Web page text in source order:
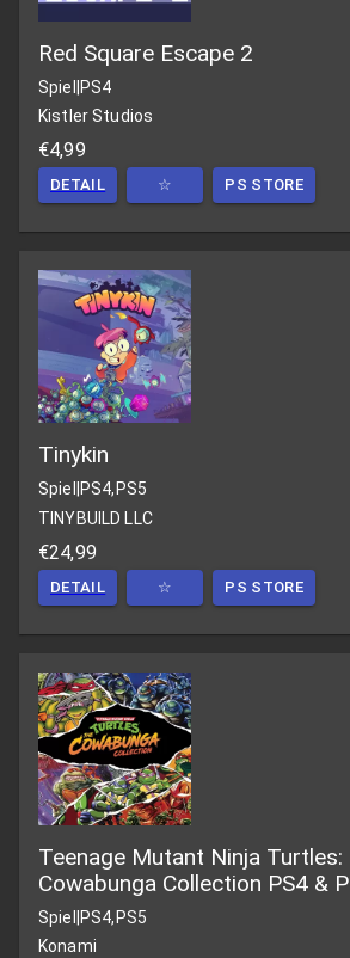
Red Square Escape 2
Spiel|PS4
Kistler Studios
€4,99
DETAIL ☆ PS STORE
Tinykin
Spiel
PS4,PS5
TINYBUILD LLC
€24,99
DETAIL ☆ PS STORE
Teenage Mutant Ninja Turtles:
Cowabunga Collection PS4 &
Spiel|PS4,PS5
Konami